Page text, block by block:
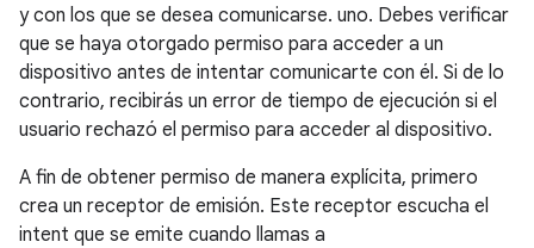
y con los que se desea comunicarse. uno. Debes verificar
que se haya otorgado permiso para acceder a un
dispositivo antes de intentar comunicarte con él. Si de lo
contrario, recibirás un error de tiempo de ejecución si el
usuario rechazó el permiso para acceder al dispositivo.
A fin de obtener permiso de manera explícita, primero
crea un receptor de emisión. Este receptor escucha el
intent que se emite cuando llamas a